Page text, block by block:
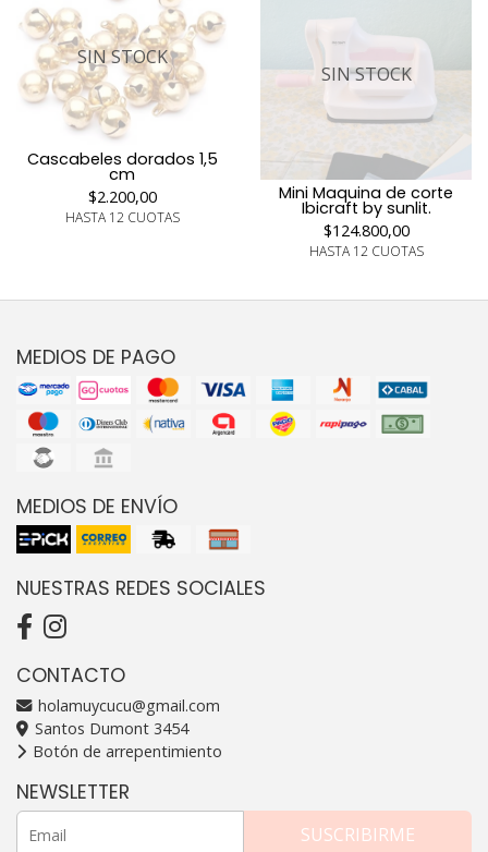
SIN STOCK
Cascabeles dorados 1,5
cm
$2.200,00
HASTA 12 CUOTAS
SIN STOCK
Mini Maquina de corte
Ibicraft by sunlit.
$124.800,00
HASTA 12 CUOTAS
MEDIOS DE PAGO
MEDIOS DE ENVÍO
NUESTRAS REDES SOCIALES
CONTACTO
holamuycucu@gmail.com
Santos Dumont 3454
Botón de arrepentimiento
NEWSLETTER
SUSCRIBIRME